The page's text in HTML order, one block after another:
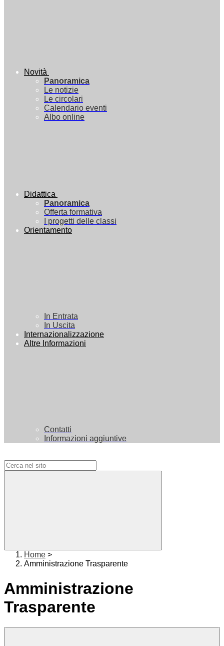
Novità
Panoramica
Le notizie
Le circolari
Calendario eventi
Albo online
Didattica
Panoramica
Offerta formativa
I progetti delle classi
Orientamento
In Entrata
In Uscita
Internazionalizzazione
Altre Informazioni
Contatti
Informazioni aggiuntive
Home >
Amministrazione Trasparente
Amministrazione
Trasparente